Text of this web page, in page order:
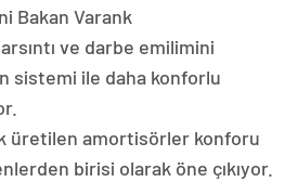
Bakan Varank
ve darbe emilimini
sistemi ile daha konforlu
üretilen amortisörler konforu
birisi olarak öne çıkıyor.